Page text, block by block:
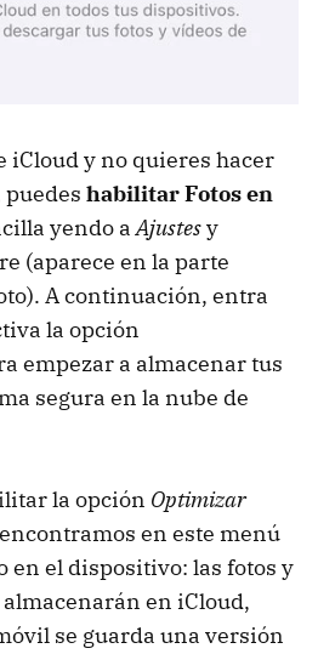
iCloud y no quieres hacer
puedes habilitar Fotos en
yendo aAjustesy
(aparece en la parte
A continuación, entra
la opción
empezar a almacenar tus
segura en la nube de
la opción Optimizar
en este menú
en el dispositivo: las fotos y
en iCloud,
se guarda una versión